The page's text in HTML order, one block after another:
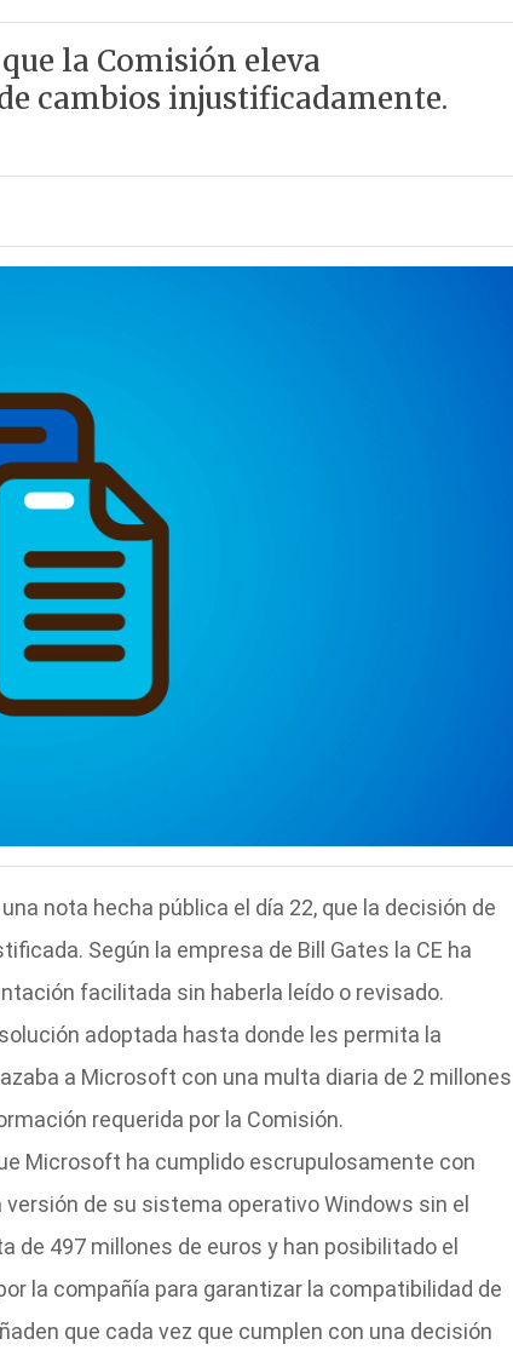
la Comisión eleva
cambios injustificadamente.
nota hecha pública el día 22, que la decisión de
Según la empresa de Bill Gates la CE ha
facilitada sin haberla leído o revisado.
adoptada hasta donde les permita la
a Microsoft con una multa diaria de 2 millones
requerida por la Comisión.
Microsoft ha cumplido escrupulosamente con
de su sistema operativo Windows sin el
de 497 millones de euros y han posibilitado el
la compañía para garantizar la compatibilidad de
que cada vez que cumplen con una decisión